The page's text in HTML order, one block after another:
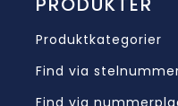
Produktkategorier
Find via
Find via